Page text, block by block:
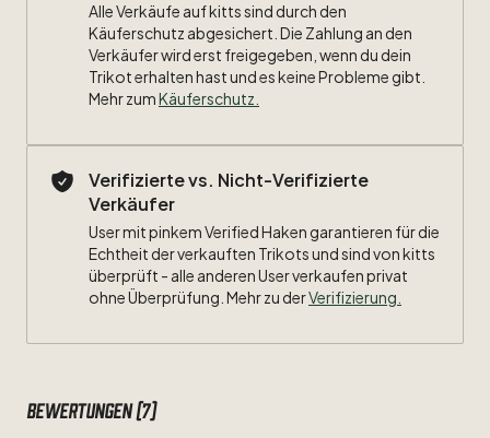
XL
53cm
Zustand:9​/​10
Beflockung:#23 Schieber
Besonderheiten:Bundesliga-Patch
Alle Verkäufe auf kitts sind durch den
Käuferschutz abgesichert. Die Zahlung an den
Verkäufer wird erst freigegeben, wenn du dein
Trikot erhalten hast und es keine Probleme gibt.
Mehr zumKäuferschutz
Verifizierte vs. Nicht-Verifizierte
Verkäufer
User mit pinkem Verified Haken garantieren für die
Echtheit der verkauften Trikots und sind von kitts
überprüft - alle anderen User verkaufen privat
ohne Überprüfung. Mehr zu derVerifizierung.
Bewertungen (7)